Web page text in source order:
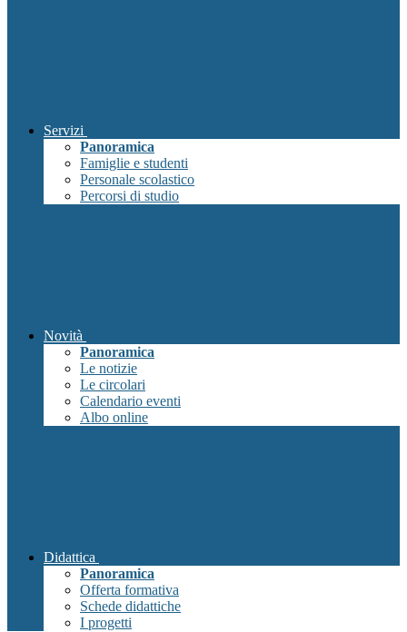
Servizi
Panoramica
Famiglie e studenti
Personale scolastico
Percorsi di studio
Novità
Panoramica
Le notizie
Le circolari
Calendario eventi
Albo online
Didattica
Panoramica
Offerta formativa
Schede didattiche
I progetti